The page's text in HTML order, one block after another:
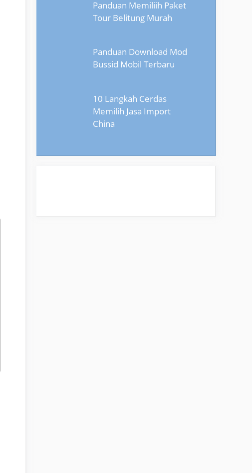
Panduan Memiliih Paket
Tour Belitung Murah
Panduan Download Mod
Bussid Mobil Terbaru
10 Langkah Cerdas
Memilih Jasa Import
China